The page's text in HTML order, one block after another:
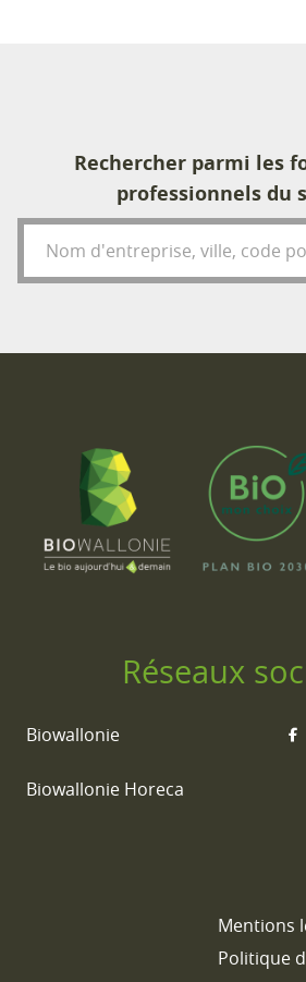
Rechercher parmi les
professionnels du
Réseaux
Biowallonie
Biowallonie Horeca
Mentions
Politique